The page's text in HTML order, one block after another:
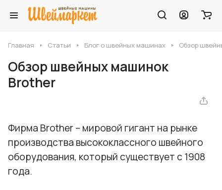
Главная Статьи Блог о швейных машинах Обзор
Обзор швейных машинок
Brother
Фирма Brother – мировой гигант на рынке
производства высококлассного швейного
оборудования, который существует с 1908
года.